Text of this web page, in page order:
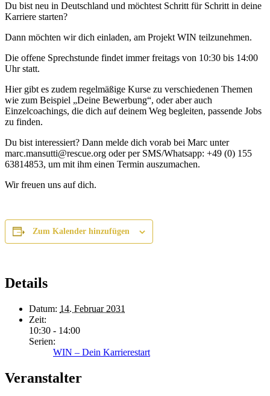
Du bist neu in Deutschland und möchtest Schritt für Schritt in deine
Karriere starten?
Dann möchten wir dich einladen, am Projekt WIN teilzunehmen.
Die offene Sprechstunde findet immer freitags von 10:30 bis 14:00
Uhr statt.
Hier gibt es zudem regelmäßige Kurse zu verschiedenen Themen
wie zum Beispiel „Deine Bewerbung“, oder aber auch
Einzelcoachings, die dich auf deinem Weg begleiten, passende Jobs
zu finden.
Du bist interessiert? Dann melde dich vorab bei Marc unter
marc.mansutti@rescue.org oder per SMS/Whatsapp: +49 (0) 155
63814853, um mit ihm einen Termin auszumachen.
Wir freuen uns auf dich.
Zum Kalender hinzufügen
Details
Datum: 14. Februar 2031
Zeit:
10:30 - 14:00
Serien:
WIN – Dein Karrierestart
Veranstalter